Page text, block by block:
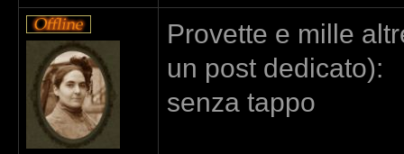
Provette e mille
un post dedicato):
senza tappo